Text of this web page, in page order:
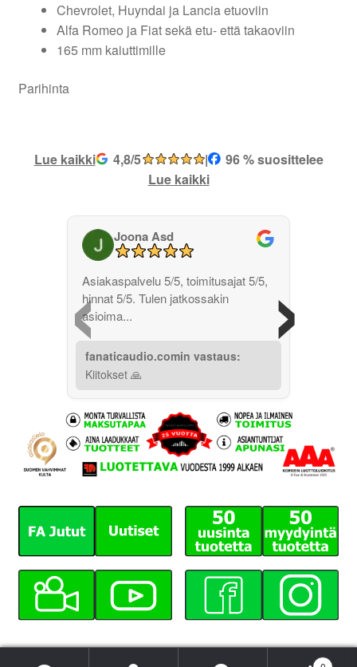
Chevrolet, Huyndai ja Lancia etuoviin
Alfa Romeo ja Fiat sekä etu- että takaoviin
165 mm kaiuttimille
Parihinta
Lue kaikki 4,8/5 |
96 % suosittelee
Lue kaikki
‹
Joona Asd
Asiakaspalvelu 5/5, toimitusajat 5/5,
hinnat 5/5. Tulen jatkossakin
asioima...
fanaticaudio.comin vastaus:
Kiitokset 🙏
›